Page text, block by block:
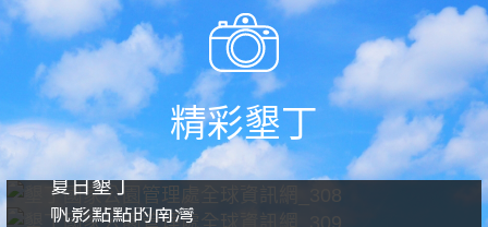
精彩墾丁
夏日墾丁
帆影點點的南灣